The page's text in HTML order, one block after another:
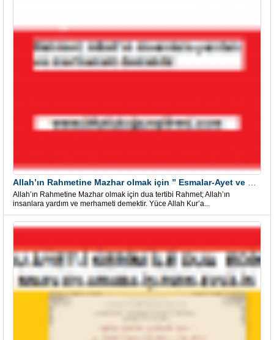
Allah’ın Rahmetine Mazhar olmak için dua tertibi Rahmet; Allah’ın
insanlara yardım ve merhameti demektir. Yüce Allah Kur’a...